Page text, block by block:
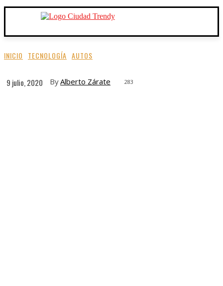
INICIO TECNOLOGÍA AUTOS
9 julio, 2020 ByAlberto Zárate 283